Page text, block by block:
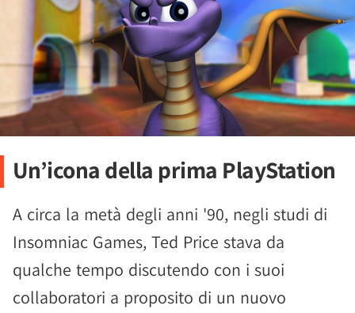
Un’icona della prima PlayStation
A circa la metà degli anni '90, negli studi di
Insomniac Games, Ted Price stava da
qualche tempo discutendo con i suoi
collaboratori a proposito di un nuovo